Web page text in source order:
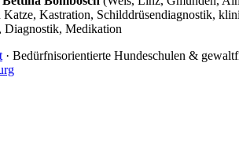
Kastration, Schilddrüsendiagnostik,
Diagnostik, Medikation
· Bedürfnisorientierte Hundeschulen &